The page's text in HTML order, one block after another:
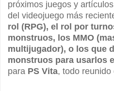
próximos juegos y
del videojuego más
rol (RPG), el rol por
monstruos, los MMO
multijugador), o los que
monstruos para usarlos
para PS Vita, todo reunido